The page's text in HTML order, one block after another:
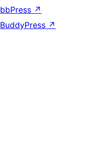
bbPress ↗
BuddyPress ↗